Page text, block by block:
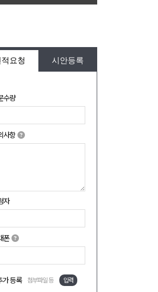
적요청 시안등록
수량
사항
자
폰
가 등록 첨부파일 등 입력